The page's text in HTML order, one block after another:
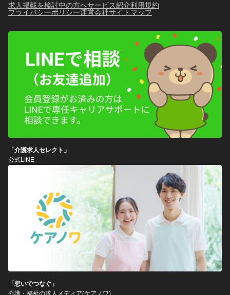
求人掲載を検討中の方へサービス紹介利用規約
プライバシーポリシー運営会社サイトマップ
「介護求人セレクト」
公式LINE
「想いでつなぐ」
介護・福祉の求人メディア(ケアノワ)